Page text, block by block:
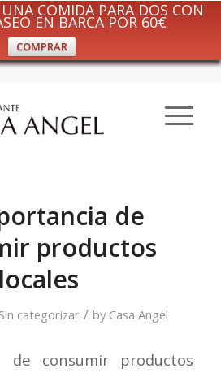
COMIDA PARA DOS CON
EN BARCA POR 60€
COMPRAR
de
productos
locales
Sin categorizar / by Casa Angel
de consumir productos